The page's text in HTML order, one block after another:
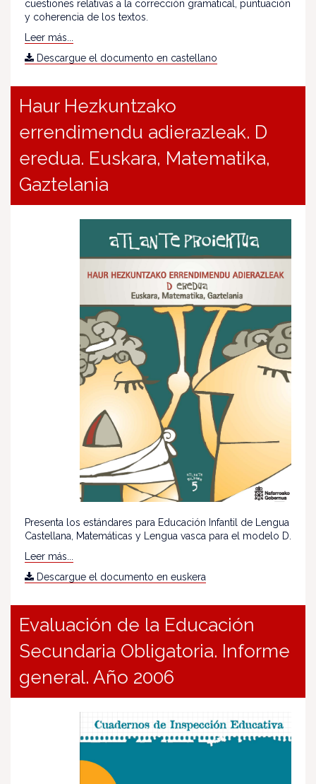
cuestiones relativas a la corrección gramatical, puntuación
y coherencia de los textos.
Leer más...
Descargue el documento en castellano
Haur Hezkuntzako
errendimendu adierazleak. D
eredua. Euskara, Matematika,
Gaztelania
Presenta los estándares para Educación Infantil de Lengua
Castellana, Matemáticas y Lengua vasca para el modelo D.
Leer más...
Descargue el documento en euskera
Evaluación de la Educación
Secundaria Obligatoria. Informe
general. Año 2006